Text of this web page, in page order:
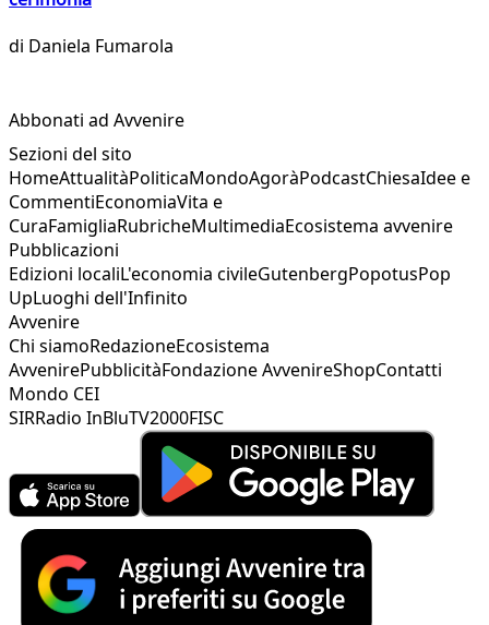
di Daniela Fumarola
Abbonati ad Avvenire
Sezioni del sito
HomeAttualitàPoliticaMondoAgoràPodcastChiesaIdee e
CommentiEconomiaVita e
CuraFamigliaRubricheMultimediaEcosistema avvenire
Pubblicazioni
Edizioni localiL'economia civileGutenbergPopotusPop
UpLuoghi dell'Infinito
Avvenire
Chi siamoRedazioneEcosistema
AvvenirePubblicitàFondazione AvvenireShopContatti
Mondo CEI
SIRRadio InBluTV2000FISC